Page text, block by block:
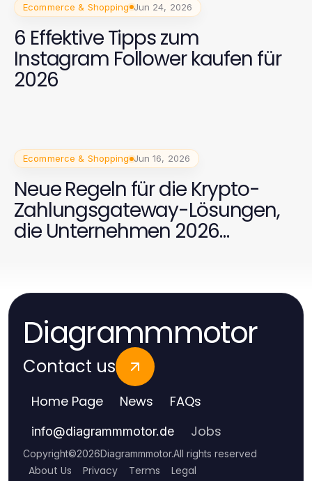
Ecommerce & Shopping Jun 24, 2026
6 Effektive Tipps zum
Instagram Follower kaufen für
2026
Ecommerce & Shopping Jun 16, 2026
Neue Regeln für die Krypto-
Zahlungsgateway-Lösungen,
die Unternehmen 2026
Diagrammmotor
Contact us
Home Page News FAQs
info@diagrammmotor.de Jobs
Copyright©2026Diagrammmotor.All rights reserved
About Us Privacy Terms Legal